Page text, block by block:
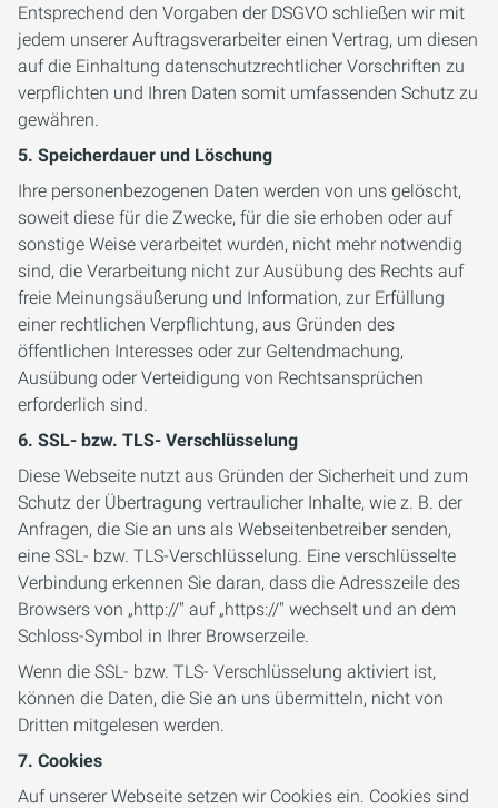
Entsprechend den Vorgaben der DSGVO schließen wir mit
jedem unserer Auftragsverarbeiter einen Vertrag, um diesen
auf die Einhaltung datenschutzrechtlicher Vorschriften zu
verpflichten und Ihren Daten somit umfassenden Schutz zu
gewähren.
5. Speicherdauer und Löschung
Ihre personenbezogenen Daten werden von uns gelöscht,
soweit diese für die Zwecke, für die sie erhoben oder auf
sonstige Weise verarbeitet wurden, nicht mehr notwendig
sind, die Verarbeitung nicht zur Ausübung des Rechts auf
freie Meinungsäußerung und Information, zur Erfüllung
einer rechtlichen Verpflichtung, aus Gründen des
öffentlichen Interesses oder zur Geltendmachung,
Ausübung oder Verteidigung von Rechtsansprüchen
erforderlich sind.
6. SSL- bzw. TLS- Verschlüsselung
Diese Webseite nutzt aus Gründen der Sicherheit und zum
Schutz der Übertragung vertraulicher Inhalte, wie z. B. der
Anfragen, die Sie an uns als Webseitenbetreiber senden,
eine SSL- bzw. TLS-Verschlüsselung. Eine verschlüsselte
Verbindung erkennen Sie daran, dass die Adresszeile des
Browsers von „http://" auf „https://" wechselt und an dem
Schloss-Symbol in Ihrer Browserzeile.
Wenn die SSL- bzw. TLS- Verschlüsselung aktiviert ist,
können die Daten, die Sie an uns übermitteln, nicht von
Dritten mitgelesen werden.
7. Cookies
Auf unserer Webseite setzen wir Cookies ein. Cookies sind